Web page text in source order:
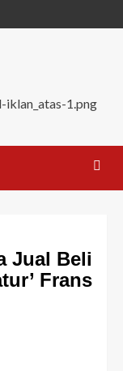
Jual Beli
Frans